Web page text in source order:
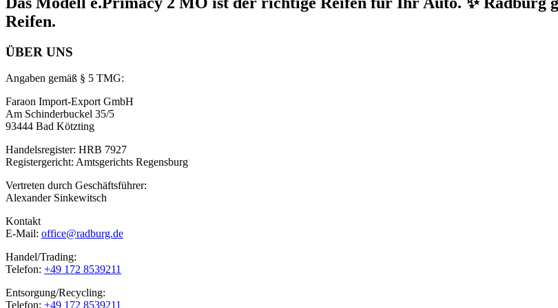
Reifen.
ÜBER UNS
Angaben gemäß § 5 TMG:
Faraon Import-Export GmbH
Am Schinderbuckel 35/5
93444 Bad Kötzting
Handelsregister: HRB 7927
Registergericht: Amtsgerichts Regensburg
Vertreten durch Geschäftsführer:
Alexander Sinkewitsch
Kontakt
E-Mail: office@radburg.de
Handel/Trading:
Telefon: +49 172 8539211
Entsorgung/Recycling:
Telefon: +49 172 8539211